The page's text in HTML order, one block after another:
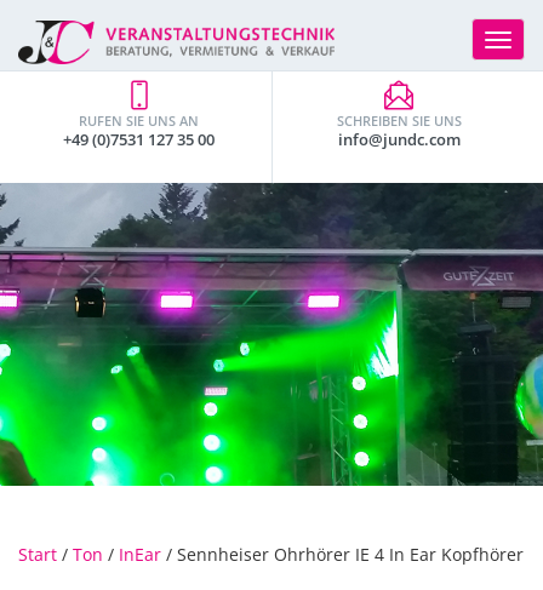
Toggle
SCHREIBEN SIE UNS
info@jundc.com
RUFEN SIE UNS AN
+49 (0)7531 127 35 00
Start / Ton / InEar / Sennheiser Ohrhörer IE 4 In Ear Kopfhörer